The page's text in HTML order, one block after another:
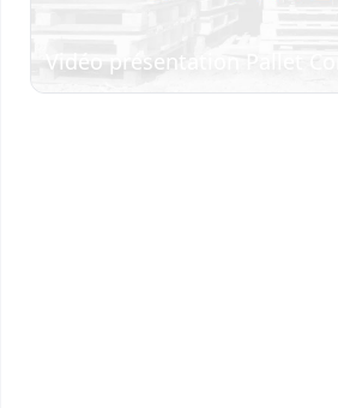
Vidéo présentation Pallet